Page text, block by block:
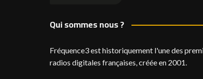
Qui sommes nous ?
Fréquence3 est historiquement l'une des
radios digitales françaises, créée en 2001.